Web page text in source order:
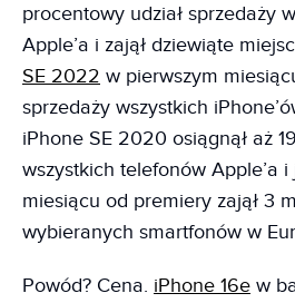
procentowy udział sprzedaży
Apple’a i zajął dziewiąte
SE 2022 w pierwszym
sprzedaży wszystkich
iPhone SE 2020 osiągnął aż
wszystkich telefonów Apple’a
miesiącu od premiery zajął 3
wybieranych smartfonów w
Powód? Cena. iPhone 16e w